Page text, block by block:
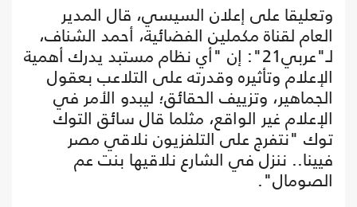
وتعليقا على إعلان السيسي، قال المدير
العام لقناة مكملين الفضائية، أحمد الشناف،
لـ"عربي21": إن "أي نظام مستبد يدرك أهمية
الإعلام وتأثيره وقدرته على التلاعب بعقول
الجماهير، وتزييف الحقائق؛ ليبدو الأمر في
الإعلام غير الواقع، مثلما قال سائق التوك
توك "نتفرج على التلفزيون نلاقي مصر
فيينا.. ننزل في الشارع نلاقيها بنت عم
الصومال".